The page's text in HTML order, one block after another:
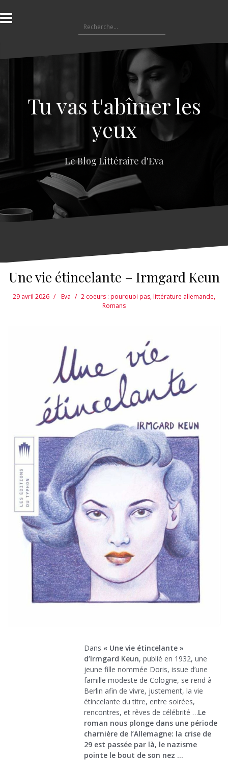
l
a
e
e
Tu vas t'abîmer les
yeux
Le Blog Littéraire d'Eva
Une vie étincelante – Irmgard Keun
29 avril 2026 Eva 2 coeurs : pourquoi pas,littérature allemande,
Romans
Dans « Une vie étincelante »
d’Irmgard Keun, publié en 1932, une
jeune fille nommée Doris, issue d’une
famille modeste de Cologne, se rend à
Berlin afin de vivre, justement, la vie
étincelante du titre, entre soirées,
rencontres, et rêves de célébrité …Le
roman nous plonge dans une période
charnière de l’Allemagne: la crise de
29 est passée par là, le nazisme
pointe le bout de son nez …